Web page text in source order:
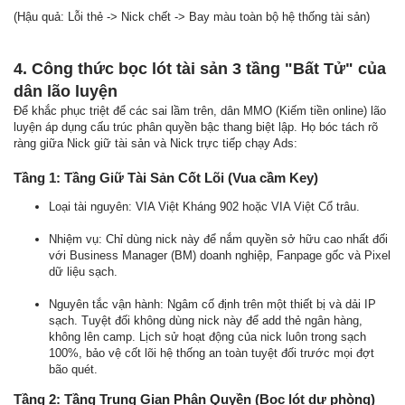
(Hậu quả: Lỗi thẻ -> Nick chết -> Bay màu toàn bộ hệ thống tài sản)
4. Công thức bọc lót tài sản 3 tầng "Bất Tử" của
dân lão luyện
Để khắc phục triệt để các sai lầm trên, dân MMO (Kiếm tiền online) lão
luyện áp dụng cấu trúc phân quyền bậc thang biệt lập. Họ bóc tách rõ
ràng giữa Nick giữ tài sản và Nick trực tiếp chạy Ads:
Tầng 1: Tầng Giữ Tài Sản Cốt Lõi (Vua cầm Key)
Loại tài nguyên: VIA Việt Kháng 902 hoặc VIA Việt Cổ trâu.
Nhiệm vụ: Chỉ dùng nick này để nắm quyền sở hữu cao nhất đối
với Business Manager (BM) doanh nghiệp, Fanpage gốc và Pixel
dữ liệu sạch.
Nguyên tắc vận hành: Ngâm cố định trên một thiết bị và dải IP
sạch. Tuyệt đối không dùng nick này để add thẻ ngân hàng,
không lên camp. Lịch sử hoạt động của nick luôn trong sạch
100%, bảo vệ cốt lõi hệ thống an toàn tuyệt đối trước mọi đợt
bão quét.
Tầng 2: Tầng Trung Gian Phân Quyền (Bọc lót dự phòng)